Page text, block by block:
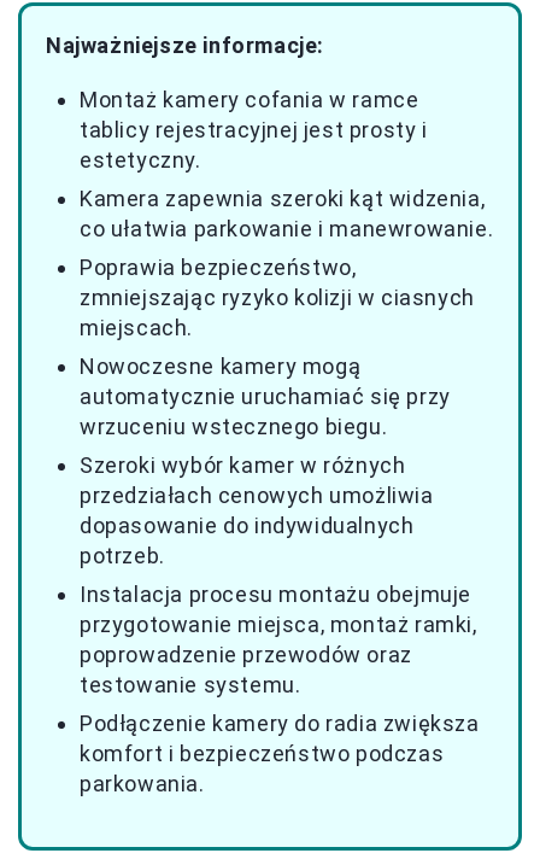
Najważniejsze informacje:
Montaż kamery cofania w ramce
tablicy rejestracyjnej jest prosty i
estetyczny.
Kamera zapewnia szeroki kąt widzenia,
co ułatwia parkowanie i manewrowanie.
Poprawia bezpieczeństwo,
zmniejszając ryzyko kolizji w ciasnych
miejscach.
Nowoczesne kamery mogą
automatycznie uruchamiać się przy
wrzuceniu wstecznego biegu.
Szeroki wybór kamer w różnych
przedziałach cenowych umożliwia
dopasowanie do indywidualnych
potrzeb.
Instalacja procesu montażu obejmuje
przygotowanie miejsca, montaż ramki,
poprowadzenie przewodów oraz
testowanie systemu.
Podłączenie kamery do radia zwiększa
komfort i bezpieczeństwo podczas
parkowania.